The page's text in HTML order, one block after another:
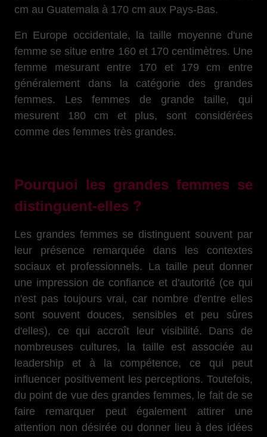
cm au Guatemala à 170 cm aux Pays-Bas.
En Europe occidentale, la taille moyenne d'une
femme se situe entre 160 et 170 centimètres. Une
femme mesurant entre 170 et 179 cm entre
généralement dans la catégorie des grandes
femmes. Les femmes de grande taille, qui
mesurent 180 cm et plus, sont considérées
comme des femmes très grandes.
Pourquoi les grandes femmes se
distinguent-elles ?
Les grandes femmes se distinguent souvent par
leur présence remarquée dans les contextes
sociaux et professionnels. La taille peut donner
une impression de confiance et d'autorité (ce qui
n'est pas toujours vrai, car nombre d'entre elles
sont souvent douces, sensibles et peu sûres
d'elles), ce qui accroît leur visibilité. Dans de
nombreuses cultures, la taille est associée au
leadership et à la compétence, ce qui peut
influencer positivement les perceptions. Toutefois,
du point de vue des grandes femmes, le fait de se
faire remarquer peut également attirer une
attention non désirée ou donner lieu à des idées